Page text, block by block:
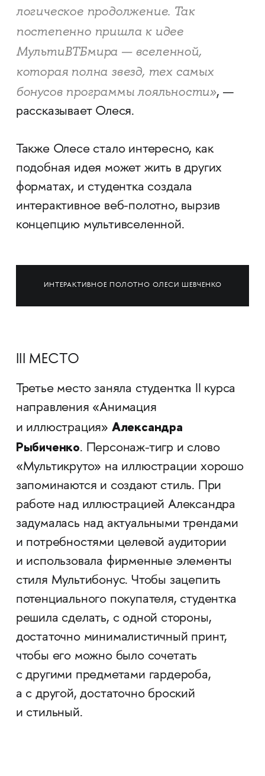
логическое продолжение. Так
постепенно пришла к идее
МультиВТБмира — вселенной,
которая полна звезд, тех самых
бонусов программы лояльности», —
рассказывает Олеся.
Также Олесе стало интересно, как
подобная идея может жить в других
форматах, и студентка создала
интерактивное веб-полотно, вырзив
концепцию мультивселенной.
ИНТЕРАКТИВНОЕ ПОЛОТНО ОЛЕСИ ШЕВЧЕНКО
III МЕСТО
Третье место заняла студентка II курса
направления «Анимация
и иллюстрация» Александра
Рыбиченко. Персонаж-тигр и слово
«Мультикруто» на иллюстрации хорошо
запоминаются и создают стиль. При
работе над иллюстрацией Александра
задумалась над актуальными трендами
и потребностями целевой аудитории
и использовала фирменные элементы
стиля Мультибонус. Чтобы зацепить
потенциального покупателя, студентка
решила сделать, с одной стороны,
достаточно минималистичный принт,
чтобы его можно было сочетать
с другими предметами гардероба,
а с другой, достаточно броский
и стильный.